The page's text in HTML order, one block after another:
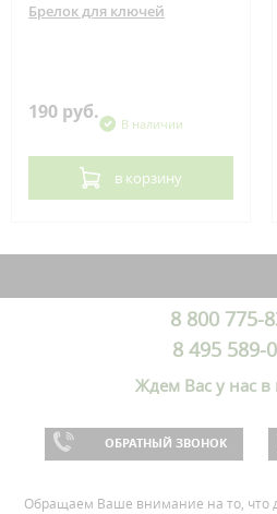
Брелок для ключей
190 руб.
В наличии
в корзину
8 800 775-
8 495 589-
Ждем Вас у нас в
ОБРАТНЫЙ ЗВОНОК
Обращаем Ваше внимание на то, что